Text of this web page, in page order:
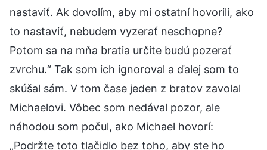
nastaviť. Ak dovolím, aby mi ostatní hovorili, ako
to nastaviť, nebudem vyzerať neschopne?
Potom sa na mňa bratia určite budú pozerať
zvrchu.“ Tak som ich ignoroval a ďalej som to
skúšal sám. V tom čase jeden z bratov zavolal
Michaelovi. Vôbec som nedával pozor, ale
náhodou som počul, ako Michael hovorí:
„Podržte toto tlačidlo bez toho, aby ste ho